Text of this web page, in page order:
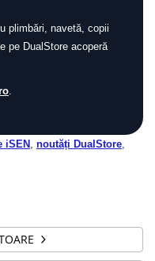
plimbări, navetă, copii
pe DualStore acoperă
.
iSEN , noutăți DualStore,